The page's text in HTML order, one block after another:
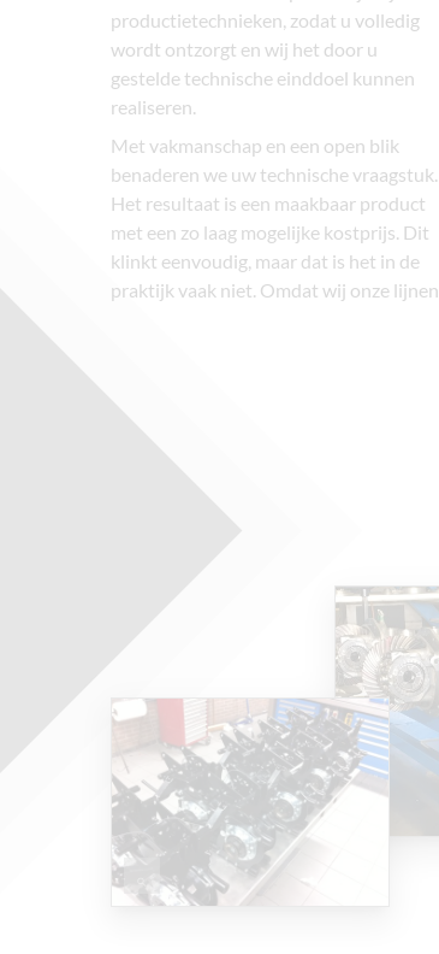
PASSIE...
productietechnieken, zodat u volledig
wordt ontzorgt en wij het door u
gestelde technische einddoel kunnen
realiseren.
Met vakmanschap en een open blik
benaderen we uw technische vraagstuk.
Het resultaat is een maakbaar product
met een zo laag mogelijke kostprijs. Dit
klinkt eenvoudig, maar dat is het in de
praktijk vaak niet. Omdat wij onze lijnen